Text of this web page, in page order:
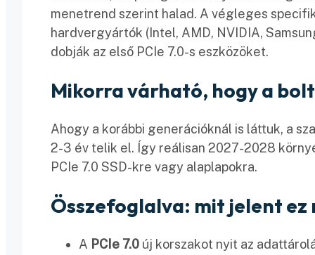
menetrend szerint halad. A végleges
hardvergyártók (Intel, AMD, NVIDIA,
dobják az első PCIe 7.0-s eszközöket.
Mikorra várható, hogy a
Ahogy a korábbi generációknál is láttuk, a
2-3 év telik el. Így reálisan 2027-2028
PCIe 7.0 SSD-kre vagy alaplapokra.
Összefoglalva: mit jelent
A PCIe 7.0 új korszakot nyit az